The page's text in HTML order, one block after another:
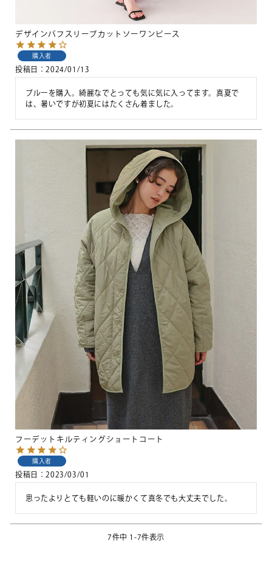
デザインパフスリーブカットソーワンピース
購入者
投稿日 2024/01/13
ブルーを購入。綺麗なでとっても気に気に入ってます。真夏で
は、暑いですが初夏にはたくさん着ました。
フーデットキルティングショートコート
購入者
投稿日 2023/03/01
思ったよりとても軽いのに暖かくて真冬でも大丈夫でした。
7件中 1 -7件表示